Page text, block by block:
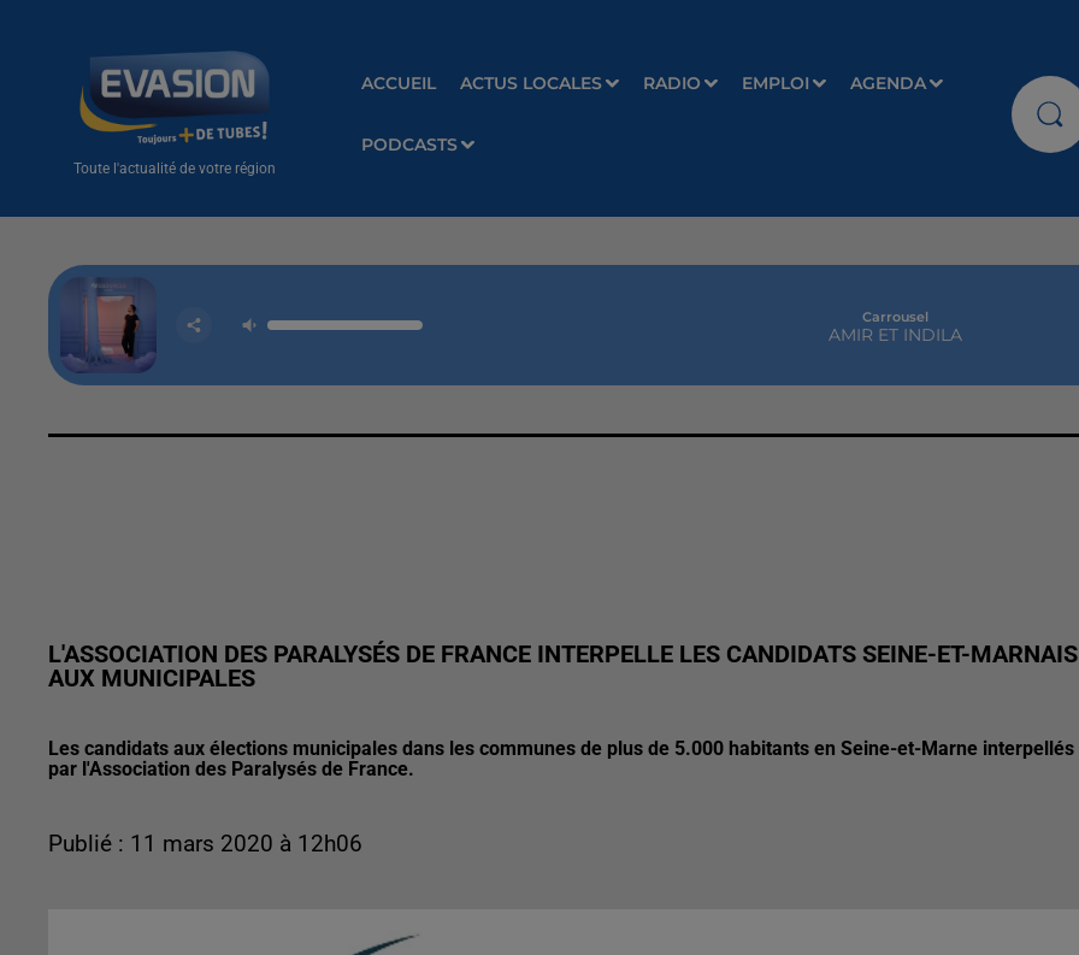
Toute l'actualité de votre région
ACCUEIL ACTUS LOCALES RADIO EMPLOI AGENDA
PODCASTS
Carrousel
AMIR ET INDILA
L'ASSOCIATION DES PARALYSÉS DE FRANCE INTERPELLE LES CANDIDATS SEINE-ET-MARNAIS
AUX MUNICIPALES
Les candidats aux élections municipales dans les communes de plus de 5.000 habitants en Seine-et-Marne interpellés
par l'Association des Paralysés de France.
Publié : 11 mars 2020 à 12h06